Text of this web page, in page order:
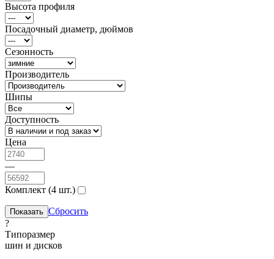
Высота профиля
Посадочный диаметр, дюймов
Сезонность
Производитель
Шипы
Доступность
Цена
—
Комплект (4 шт.)
Сбросить
?
Типоразмер
шин и дисков